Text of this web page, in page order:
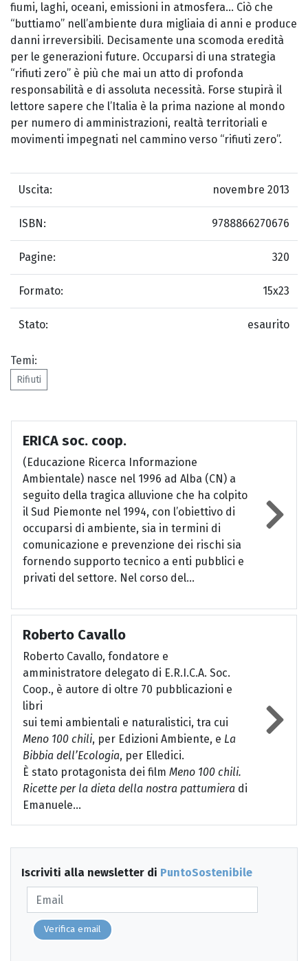
fiumi, laghi, oceani, emissioni in atmosfera... Ciò che
“buttiamo” nell’ambiente dura migliaia di anni e produce
danni irreversibili. Decisamente una scomoda eredità
per le generazioni future. Occuparsi di una strategia
“rifiuti zero” è più che mai un atto di profonda
responsabilità e di assoluta necessità. Forse stupirà il
lettore sapere che l’Italia è la prima nazione al mondo
per numero di amministrazioni, realtà territoriali e
movimenti impegnati nel cammino verso “rifiuti zero”.
Uscita: novembre 2013
ISBN: 9788866270676
Pagine: 320
Formato: 15x23
Stato: esaurito
Temi:
Rifiuti
ERICA soc. coop.
(Educazione Ricerca Informazione
Ambientale) nasce nel 1996 ad Alba (CN) a
seguito della tragica alluvione che ha colpito
il Sud Piemonte nel 1994, con l’obiettivo di
occuparsi di ambiente, sia in termini di
comunicazione e prevenzione dei rischi sia
fornendo supporto tecnico a enti pubblici e
privati del settore. Nel corso del...
Roberto Cavallo
Roberto Cavallo, fondatore e
amministratore delegato di E.R.I.C.A. Soc.
Coop., è autore di oltre 70 pubblicazioni e
libri
sui temi ambientali e naturalistici, tra cui
Meno 100 chili, per Edizioni Ambiente, e La
Bibbia dell’Ecologia, per Elledici.
È stato protagonista dei film Meno 100 chili.
Ricette per la dieta della nostra pattumiera di
Emanuele...
Iscriviti alla newsletter di PuntoSostenibile
Verifica email